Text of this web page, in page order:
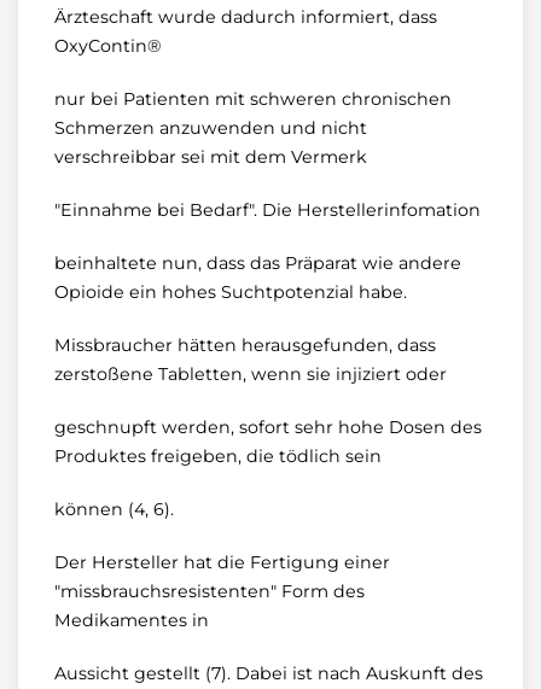
Ärzteschaft wurde dadurch informiert, dass
OxyContin®
nur bei Patienten mit schweren chronischen
Schmerzen anzuwenden und nicht
verschreibbar sei mit dem Vermerk
"Einnahme bei Bedarf". Die Herstellerinfomation
beinhaltete nun, dass das Präparat wie andere
Opioide ein hohes Suchtpotenzial habe.
Missbraucher hätten herausgefunden, dass
zerstoßene Tabletten, wenn sie injiziert oder
geschnupft werden, sofort sehr hohe Dosen des
Produktes freigeben, die tödlich sein
können (4, 6).
Der Hersteller hat die Fertigung einer
"missbrauchsresistenten" Form des
Medikamentes in
Aussicht gestellt (7). Dabei ist nach Auskunft des